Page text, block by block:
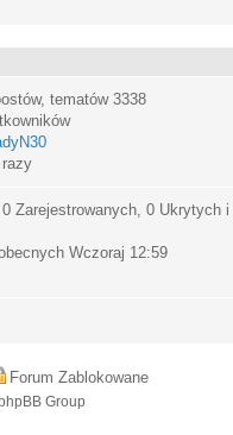
tematów 3338
razy
Zarejestrowanych, 0 Ukrytych
obecnych Wczoraj 12:59
Forum Zablokowane
Group